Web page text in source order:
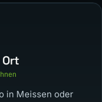
in Meissen oder